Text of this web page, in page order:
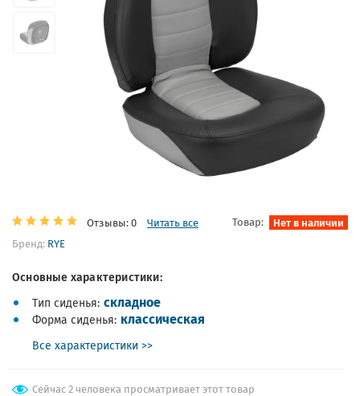
Отзывы: 0 Читать все Товар: Нет в наличии
Бренд: RYE
Основные характеристики:
Тип сиденья складное
Форма сиденья классическая
Все характеристики >>
Сейчас 2 человека просматривает этот товар